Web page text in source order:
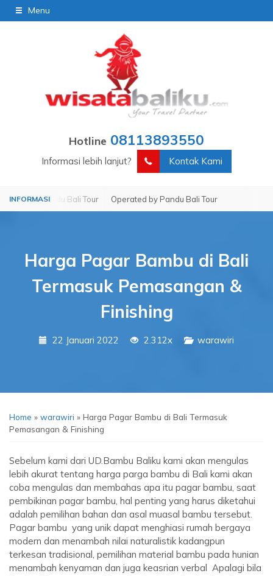
Menu
Hotline 08113893550
Informasi lebih lanjut? Kontak Kami
Pandu Bali Tour Operated by Pandu Bali Tour
Harga Pagar Bambu di Bali
Termasuk Pemasangan &
Finishing
22 Januari 2022 2.312x warawiri
Home » warawiri » Harga Pagar Bambu di Bali Termasuk
Pemasangan & Finishing
Sebelum kami dari UD.Bambu Baliku kami akan mengulas
lebih akurat tentang harga parga bambu di Bali kami akan
coba mengulas dan membahas apa itu pagar bambu, saat
pembikinan pagar bambu, hal penting yang harus diketahui
adalah pemilihan bahan dan asal muasal bambu tersebut.
Pagar bambu yang unik dapat menghiasi rumah bergaya
modern dan menambah nilai naturalistik kadangpun
terkesan tradisional, pemilihan material bambu pada hunian
menambah kenyaman dan juga keasrian verbal Apalagi bila